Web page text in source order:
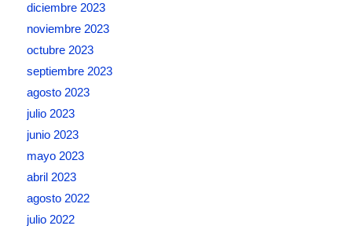
diciembre 2023
noviembre 2023
octubre 2023
septiembre 2023
agosto 2023
julio 2023
junio 2023
mayo 2023
abril 2023
agosto 2022
julio 2022